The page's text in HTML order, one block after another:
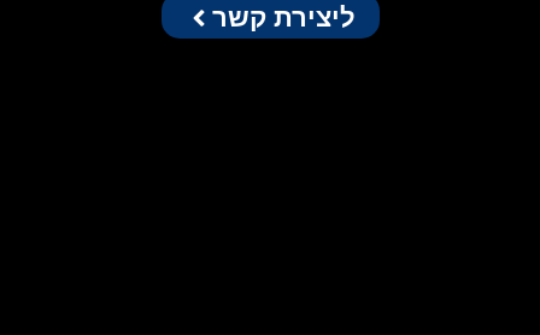
ליצירת קשר